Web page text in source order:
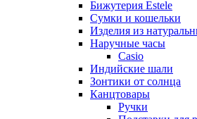
Бижутерия Estele
Сумки и кошельки
Изделия из
Наручные часы
Casio
Индийские шали
Зонтики от солнца
Канцтовары
Ручки